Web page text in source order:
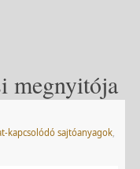
megnyitója
kapcsolódó sajtóanyagok,